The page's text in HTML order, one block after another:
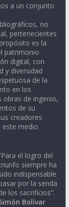
a un conjunto
no
pertenecientes
es la
patrimonio
digital, con
y diversidad
de la
en los
obras de ingenio,
de su
creadores
medio
el logro del
siempre ha
indispensable
por la senda
los sacrificios”.
Bolívar